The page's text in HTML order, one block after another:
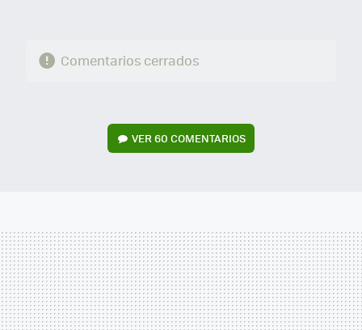
Comentarios cerrados
VER60 COMENTARIOS